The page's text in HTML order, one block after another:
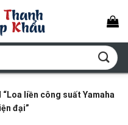
liền công suất Yamaha
đại”